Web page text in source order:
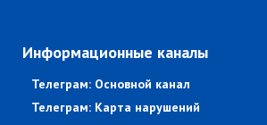
Информационные каналы
Телеграм: Основной канал
Телеграм: Карта нарушений